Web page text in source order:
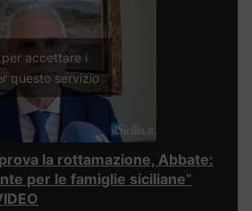
per accettare i
questo servizio
la rottamazione, Abbate:
per le famiglie siciliane”